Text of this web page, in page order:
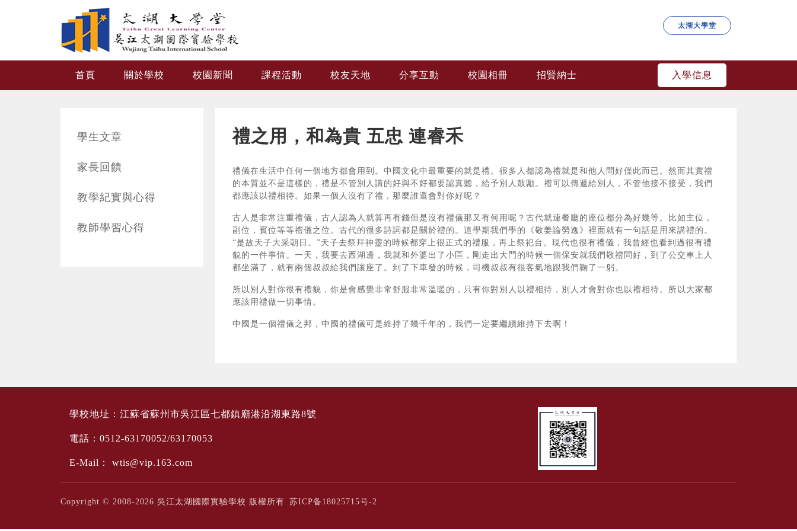
太湖大學堂
首頁 關於學校 校園新聞 課程活動 校友天地 分享互動 校園相冊 招賢納士 入學信息
學生文章
家長回饋
教學紀實與心得
教師學習心得
禮之用，和為貴 五忠 連睿禾
禮儀在生活中任何一個地方都會用到。中國文化中最重要的就是禮。很多人都認為禮就是和他人問好僅此而已。然而其實禮
的本質並不是這樣的，禮是不管別人講的好與不好都要認真聽，給予別人鼓勵。禮可以傳遞給別人，不管他接不接受，我們
都應該以禮相待。如果一個人沒有了禮，那麼誰還會對你好呢？
古人是非常注重禮儀，古人認為人就算再有錢但是沒有禮儀那又有何用呢？古代就連餐廳的座位都分為好幾等。比如主位，
副位，賓位等等禮儀之位。古代的很多詩詞都是關於禮的。這學期我們學的《敬姜論勞逸》裡面就有一句話是用來講禮的。
“是故天子大采朝日。”天子去祭拜神靈的時候都穿上很正式的禮服，再上祭祀台。現代也很有禮儀，我曾經也看到過很有禮
貌的一件事情。一天，我要去西湖邊，我就和外婆出了小區，剛走出大門的時候一個保安就我們敬禮問好，到了公交車上人
都坐滿了，就有兩個叔叔給我們讓座了。到了下車發的時候，司機叔叔有很客氣地跟我們鞠了一躬。
所以別人對你很有禮貌，你是會感覺非常舒服非常溫暖的，只有你對別人以禮相待，別人才會對你也以禮相待。所以大家都
應該用禮做一切事情。
中國是一個禮儀之邦，中國的禮儀可是維持了幾千年的，我們一定要繼續維持下去啊！
學校地址：江蘇省蘇州市吳江區七都鎮廟港沿湖東路8號
電話：0512-63170052/63170053
E-Mail： wtis@vip.163.com
Copyright © 2008-2026 吳江太湖國際實驗學校 版權所有 苏ICP备18025715号-2